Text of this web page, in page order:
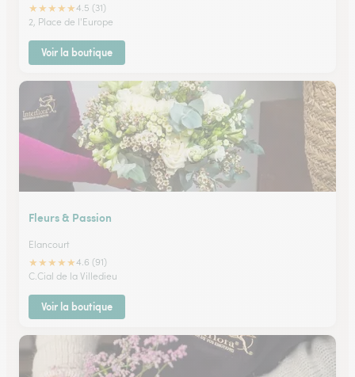
★★★★★4.5 (31)
2, Place de l'Europe
Voir la boutique
Fleurs & Passion
Elancourt
★★★★★4.6 (91)
C.Cial de la Villedieu
Voir la boutique